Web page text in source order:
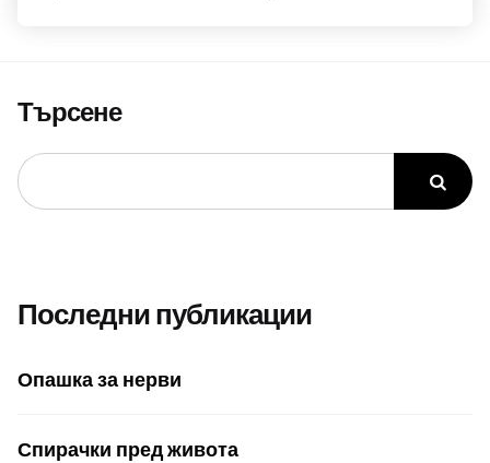
Търсене
Последни публикации
Опашка за нерви
Спирачки пред живота